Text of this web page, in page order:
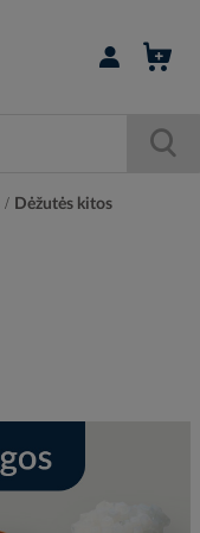
Prisijungti /
Dėžutės kitos